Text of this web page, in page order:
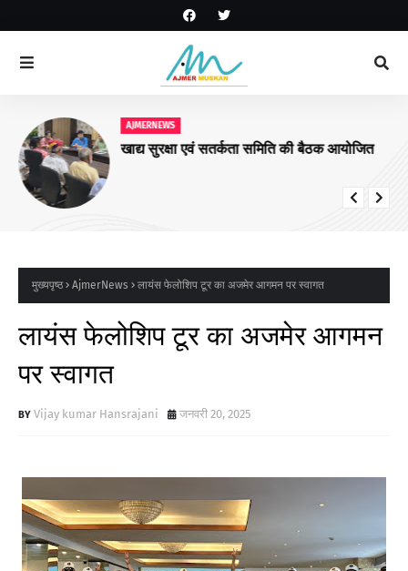
AJMERNEWS
खाद्य सुरक्षा एवं सतर्कता समिति की बैठक आयोजित
मुख्यपृष्ठ AjmerNews लायंस फेलोशिप टूर का अजमेर आगमन पर स्वागत
लायंस फेलोशिप टूर का अजमेर आगमन
पर स्वागत
Vijay kumar Hansrajani जनवरी 20, 2025